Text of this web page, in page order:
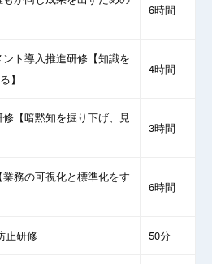
6時間
ト導入推進研修【知識を
】
4時間
【暗黙知を掘り下げ、見
3時間
務の可視化と標準化をす
6時間
止研修 50分